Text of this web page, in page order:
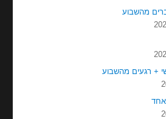
מהשבוע
+ רגעים מהשבוע
אחד